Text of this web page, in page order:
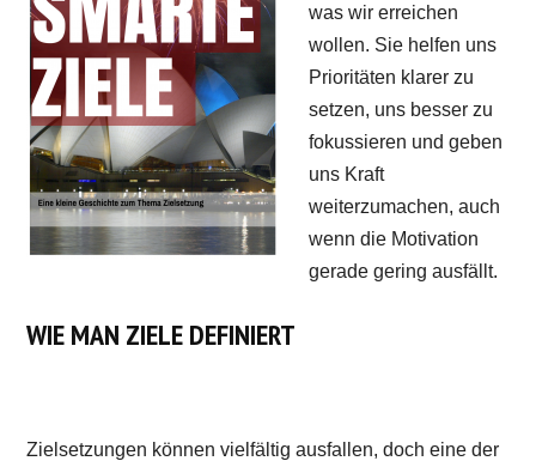
was wir erreichen
wollen. Sie helfen uns
Prioritäten klarer zu
setzen, uns besser zu
fokussieren und geben
uns Kraft
weiterzumachen, auch
wenn die Motivation
gerade gering ausfällt.
WIE MAN ZIELE DEFINIERT
Zielsetzungen können vielfältig ausfallen, doch eine der